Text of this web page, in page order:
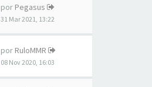
por Pegasus
31 Mar 2021, 13:22
por RuloMMR
08 Nov 2020, 16:03